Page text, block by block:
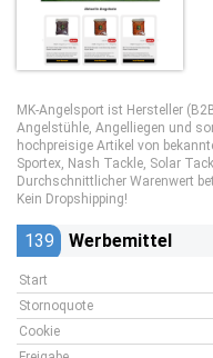
MK-Angelsport ist Hersteller
Angelstühle, Angelliegen und
hochpreisige Artikel von
Sportex, Nash Tackle, Solar
Durchschnittlicher Warenwert
Kein Dropshipping!
139 Werbemittel
Start
Stornoquote
Cookie